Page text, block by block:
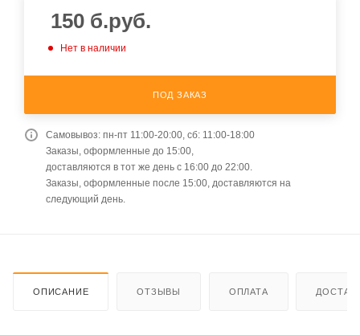
150 б.руб.
Нет в наличии
ПОД ЗАКАЗ
Самовывоз: пн-пт 11:00-20:00, сб: 11:00-18:00
Заказы, оформленные до 15:00,
доставляются в тот же день с 16:00 до 22:00.
Заказы, оформленные после 15:00, доставляются на
следующий день.
ОПИСАНИЕ ОТЗЫВЫ ОПЛАТА